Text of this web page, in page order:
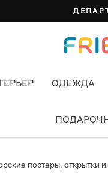
ОДЕЖДА
постеры, открытки